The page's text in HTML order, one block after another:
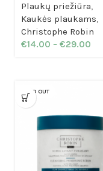
Plaukų priežiūra,
Kaukės plaukams,
Christophe Robin
€14.00 – €29.00
SOLD OUT